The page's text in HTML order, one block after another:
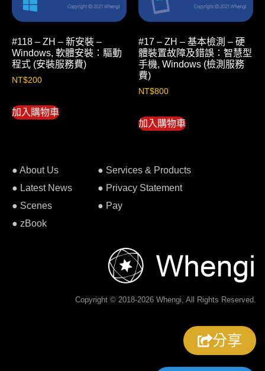
#118 – ZH – 新安裝 –
Windows, 軟體安裝：驅動
程式 (安裝服務費)
NT$200
加入購物車
#17 – ZH – 基本檢測 – 硬
體裝置故障及錯誤：智慧型
手機, Windows (檢測服務
費)
NT$800
加入購物車
● About Us
● Latest News
● Scenes
● zBook
● Services & Products
● Privacy Statement
● Pay
Copyright © 2018-2026 Whengi, All Rights Reserved.
分享